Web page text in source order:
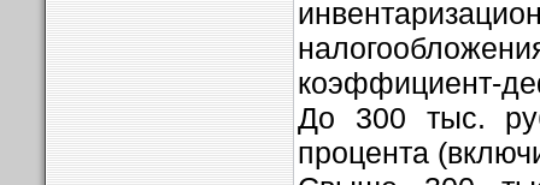
коэффициент-
До 300 тыс.
процента